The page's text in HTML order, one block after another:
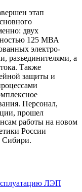
этап
двух
125 МВА
электро-
разъединителями, а
Также
защиты и
Персонал,
прошел
работы на новом
России
Сибири.
ЛЭП